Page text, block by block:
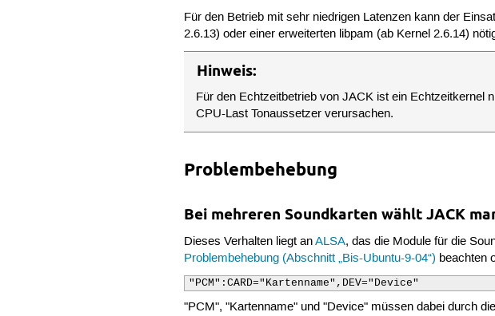
Für den Betrieb mit sehr niedrigen Latenzen kann der
2.6.13) oder einer erweiterten libpam (ab Kernel 2.6.14)
Hinweis:
Für den Echtzeitbetrieb von JACK ist ein Echtzeitkernel
CPU-Last Tonaussetzer verursachen.
Problembehebung
Bei mehreren Soundkarten wählt JACK
Dieses Verhalten liegt anALSA, das die Module für die
Problembehebung (Abschnitt „Bis-Ubuntu-9-04“) beachten
"PCM":CARD="Kartenname",DEV="Device"
"PCM", "Kartenname" und "Device" müssen dabei durch